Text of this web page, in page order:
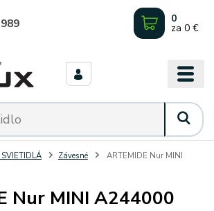
0
za 0 €
SVIETIDLÁ Závesné
ARTEMIDE Nur MINI
Nur MINI A244000